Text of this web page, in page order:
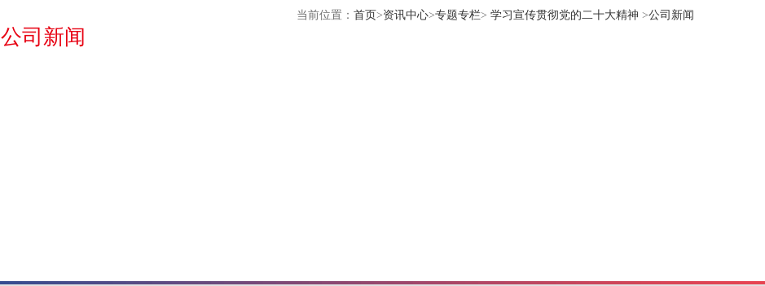
当前位置： 首页>资讯中心>专题专栏> 学习宣传贯彻党的二十大精神 >公司新闻
公司新闻